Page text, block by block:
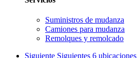
Suministros de mudanza
Camiones para mudanza
Remolques y remolcado
Siguiente Siguientes 6 ubicaciones